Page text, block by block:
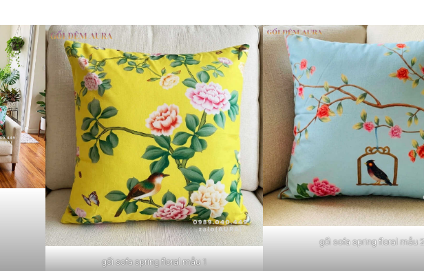
gối sofa spring floral mẫu 1
gối sofa spring floral mẫu 2